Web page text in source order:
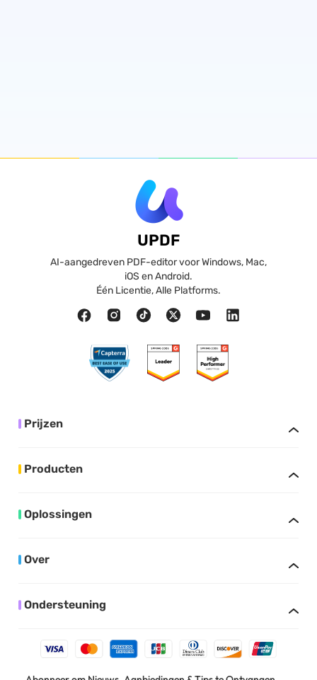
UPDF
AI-aangedreven PDF-editor voor Windows, Mac,
iOS en Android.
Één Licentie, Alle Platforms.
Prijzen
Producten
Oplossingen
Over
Ondersteuning